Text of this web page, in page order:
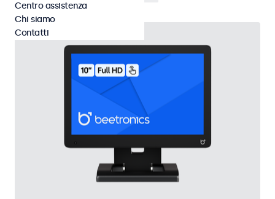
Centro assistenza
Chi siamo
Contatti